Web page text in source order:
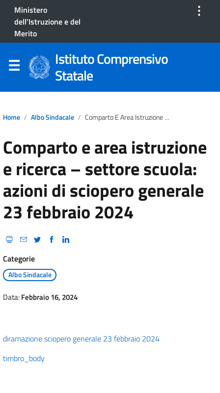
Ministero
dell'Istruzione e del
Merito
⋮
Istituto Comprensivo
Statale
Home Albo Sindacale Comparto E Area Istruzione E Ricerca – Settore Scuola: Azioni Di Sciopero Generale 23 Febbraio 2024
Comparto e area istruzione
e ricerca – settore scuola:
azioni di sciopero generale
23 febbraio 2024
Categorie
Albo Sindacale
Data:Febbraio 16, 2024
diramazione sciopero generale 23 febbraio 2024
timbro_body